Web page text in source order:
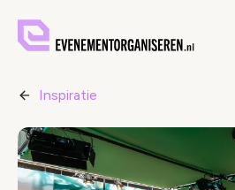
Inspiratie